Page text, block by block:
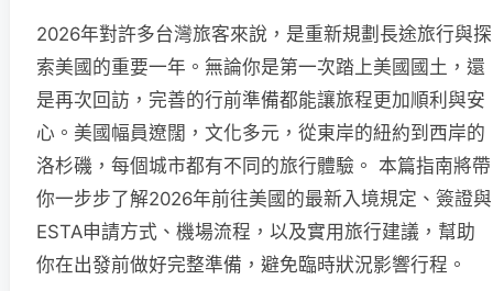
2026年對許多台灣旅客來說，是重新規劃長途旅行與探
索美國的重要一年。無論你是第一次踏上美國國土，還
是再次回訪，完善的行前準備都能讓旅程更加順利與安
心。美國幅員遼闊，文化多元，從東岸的紐約到西岸的
洛杉磯，每個城市都有不同的旅行體驗。 本篇指南將帶
你一步步了解2026年前往美國的最新入境規定、簽證與
ESTA申請方式、機場流程，以及實用旅行建議，幫助
你在出發前做好完整準備，避免臨時狀況影響行程。